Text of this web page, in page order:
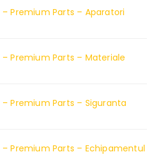
Premium Parts – Aparatori
Premium Parts – Materiale
Premium Parts – Siguranta
Premium Parts – Echipamentul